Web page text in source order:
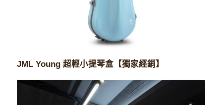
JML Young 超輕小提琴盒【獨家經銷】